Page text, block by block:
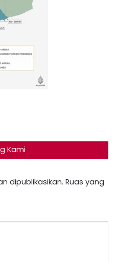
Kami
dipublikasikan. Ruas yang